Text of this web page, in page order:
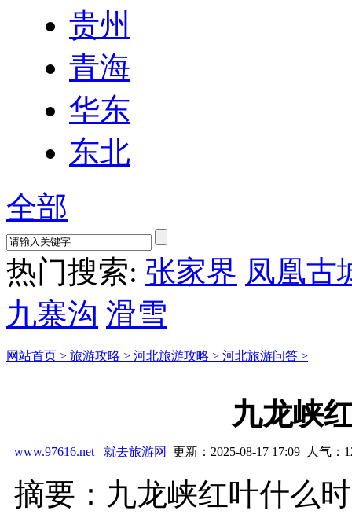
贵州
青海
华东
东北
全部
热门搜索: 张家界 凤凰古
九寨沟 滑雪
网站首页 > 旅游攻略 > 河北旅游攻略 > 河北旅游问答 >
九龙峡
www.97616.net 就去旅游网 更新：2025-08-17 17:09 人气：
摘要：九龙峡红叶什么